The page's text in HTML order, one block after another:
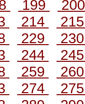
199
214
229
244
259
274